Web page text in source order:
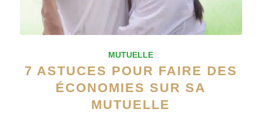
MUTUELLE
7 ASTUCES POUR FAIRE DES
ÉCONOMIES SUR SA
MUTUELLE